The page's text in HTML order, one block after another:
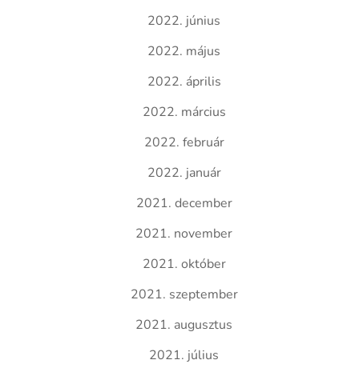
2022. június
2022. május
2022. április
2022. március
2022. február
2022. január
2021. december
2021. november
2021. október
2021. szeptember
2021. augusztus
2021. július